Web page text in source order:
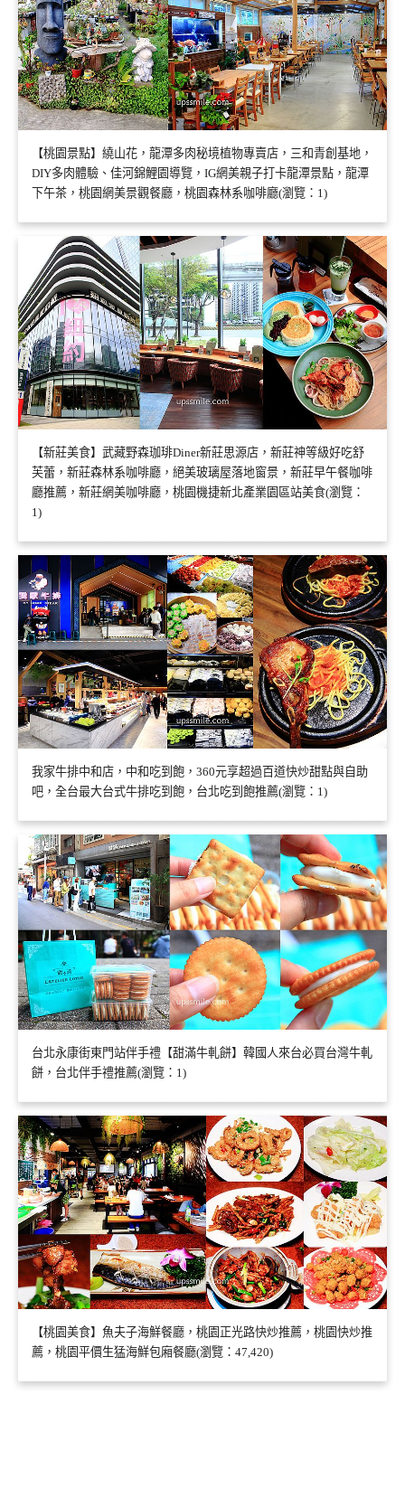
【桃園景點】繞山花，龍潭多肉秘境植物專賣店，三和青創基地，
DIY多肉體驗、佳河錦鯉園導覽，IG網美親子打卡龍潭景點，龍潭
下午茶，桃園網美景觀餐廳，桃園森林系咖啡廳(瀏覽：1)
【新莊美食】武藏野森珈琲Diner新莊思源店，新莊神等級好吃舒
芙蕾，新莊森林系咖啡廳，絕美玻璃屋落地窗景，新莊早午餐咖啡
廳推薦，新莊網美咖啡廳，桃園機捷新北產業園區站美食(瀏覽：
1)
我家牛排中和店，中和吃到飽，360元享超過百道快炒甜點與自助
吧，全台最大台式牛排吃到飽，台北吃到飽推薦(瀏覽：1)
台北永康街東門站伴手禮【甜滿牛軋餅】韓國人來台必買台灣牛軋
餅，台北伴手禮推薦(瀏覽：1)
【桃園美食】魚夫子海鮮餐廳，桃園正光路快炒推薦，桃園快炒推
薦，桃園平價生猛海鮮包廂餐廳(瀏覽：47,420)